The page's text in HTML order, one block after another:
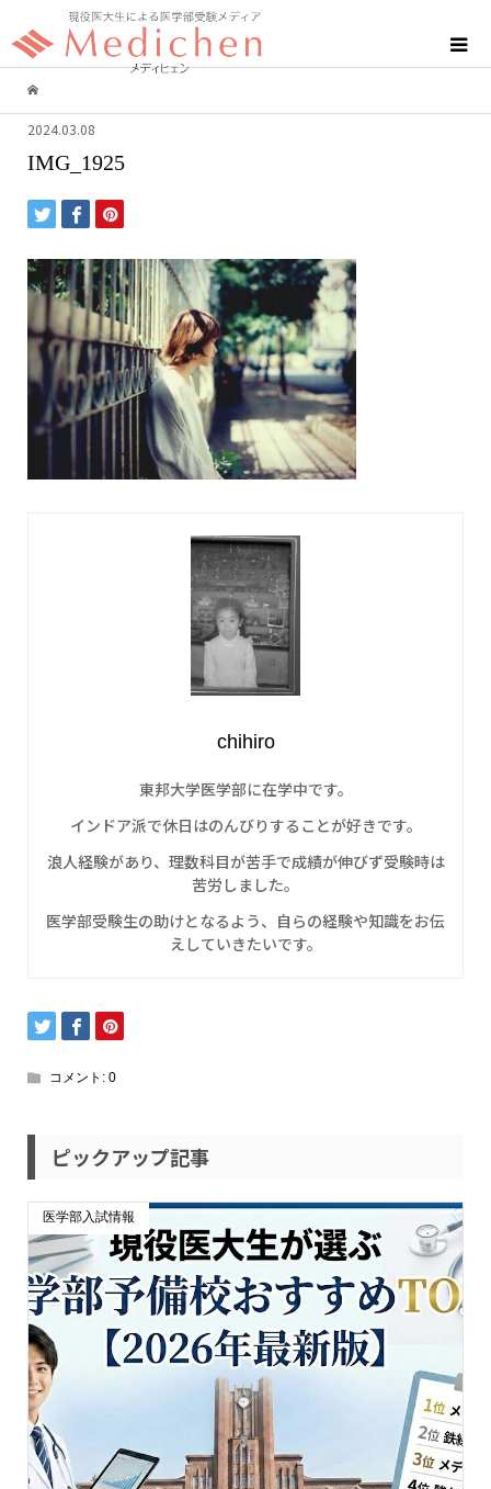
2024.03.08
IMG_1925
chihiro
東邦大学医学部に在学中です。
インドア派で休日はのんびりすることが好きです。
浪人経験があり、理数科目が苦手で成績が伸びず受験時は
苦労しました。
医学部受験生の助けとなるよう、自らの経験や知識をお伝
えしていきたいです。
コメント: 0
ピックアップ記事
医学部入試情報